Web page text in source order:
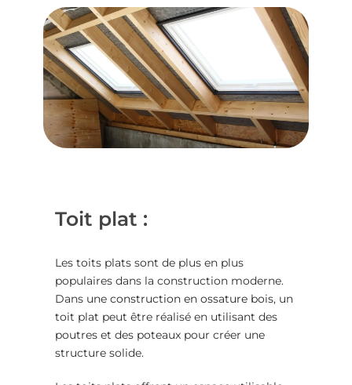
Toit plat :
Les toits plats sont de plus en plus
populaires dans la construction moderne.
Dans une construction en ossature bois, un
toit plat peut être réalisé en utilisant des
poutres et des poteaux pour créer une
structure solide.